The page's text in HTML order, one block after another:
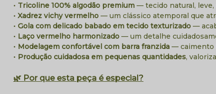
• Tricoline 100% algodão premium— tecido natural, leve,
• Xadrez vichy vermelho— um clássico atemporal que
• Gola com delicado babado em tecido texturizado—
• Laço vermelho harmonizado— um detalhe
• Modelagem confortável com barra franzida— caimento
• Produção cuidadosa em pequenas quantidades,
🌿 Por que esta peça é especial?